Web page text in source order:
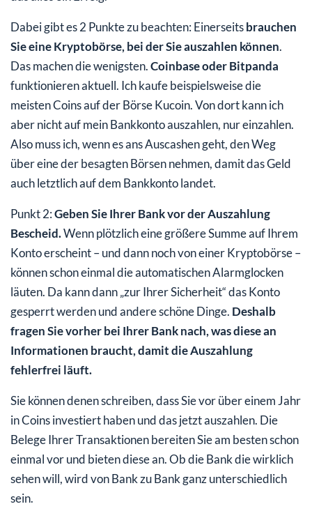
Dabei gibt es 2 Punkte zu beachten: Einerseitsbrauchen
Sie eine Kryptobörse, bei der Sie auszahlen können.
Das machen die wenigsten.Coinbase oder Bitpanda
funktionieren aktuell. Ich kaufe beispielsweise die
meisten Coins auf der Börse Kucoin. Von dort kann ich
aber nicht auf mein Bankkonto auszahlen, nur einzahlen.
Also muss ich, wenn es ans Auscashen geht, den Weg
über eine der besagten Börsen nehmen, damit das Geld
auch letztlich auf dem Bankkonto landet.
Punkt 2:Geben Sie Ihrer Bank vor der Auszahlung
Bescheid.Wenn plötzlich eine größere Summe auf Ihrem
Konto erscheint – und dann noch von einer Kryptobörse –
können schon einmal die automatischen Alarmglocken
läuten. Da kann dann „zur Ihrer Sicherheit“ das Konto
gesperrt werden und andere schöne Dinge. Deshalb
fragen Sie vorher bei Ihrer Bank nach, was diese an
Informationen braucht, damit die Auszahlung
fehlerfrei läuft.
Sie können denen schreiben, dass Sie vor über einem Jahr
in Coins investiert haben und das jetzt auszahlen. Die
Belege Ihrer Transaktionen bereiten Sie am besten schon
einmal vor und bieten diese an. Ob die Bank die wirklich
sehen will, wird von Bank zu Bank ganz unterschiedlich
sein.